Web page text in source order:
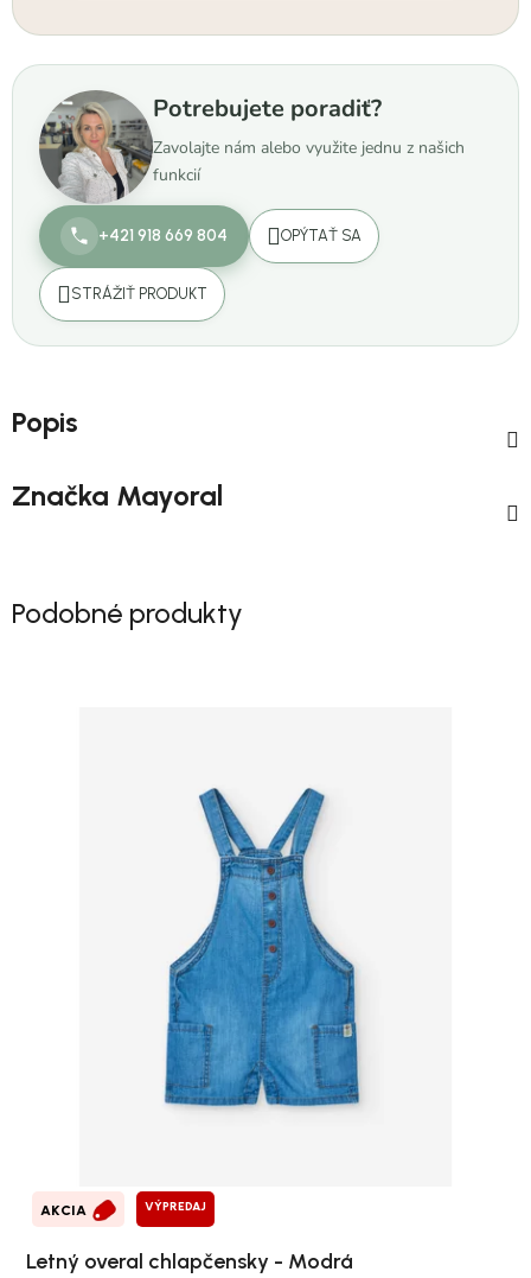
Potrebujete poradiť?
Zavolajte nám alebo využite jednu z našich
funkcií
+421 918 669 804 OPÝTAŤ SA
STRÁŽIŤ PRODUKT
Popis
Značka Mayoral
Podobné produkty
AKCIA VÝPREDAJ
Letný overal chlapčensky - Modrá